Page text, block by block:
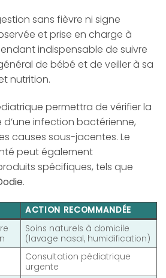
sans fièvre ni signe
et prise en charge à
indispensable de suivre
de bébé et de veiller à sa
nutrition.
permettra de vérifier la
infection bactérienne,
causes sous-jacentes. Le
peut également
spécifiques, tels que
.
ACTION RECOMMANDÉE
Soins naturels à domicile
(lavage nasal, humidification)
Consultation pédiatrique
urgente